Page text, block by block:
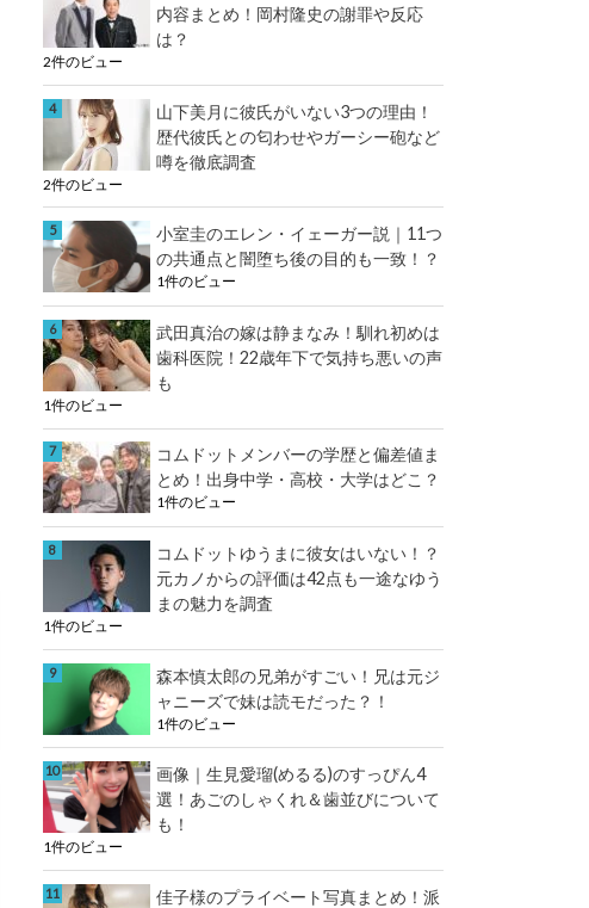
内容まとめ！岡村隆史の謝罪や反応
は？
2件のビュー
山下美月に彼氏がいない3つの理由！
歴代彼氏との匂わせやガーシー砲など
噂を徹底調査
2件のビュー
小室圭のエレン・イェーガー説｜11つ
の共通点と闇堕ち後の目的も一致！？
1件のビュー
武田真治の嫁は静まなみ！馴れ初めは
歯科医院！22歳年下で気持ち悪いの声
も
1件のビュー
コムドットメンバーの学歴と偏差値ま
とめ！出身中学・高校・大学はどこ？
1件のビュー
コムドットゆうまに彼女はいない！？
元カノからの評価は42点も一途なゆう
まの魅力を調査
1件のビュー
森本慎太郎の兄弟がすごい！兄は元ジ
ャニーズで妹は読モだった？！
1件のビュー
画像｜生見愛瑠(めるる)のすっぴん4
選！あごのしゃくれ＆歯並びについて
も！
1件のビュー
佳子様のプライベート写真まとめ！派